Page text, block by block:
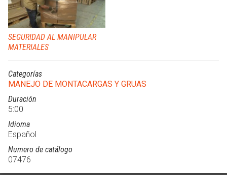
SEGURIDAD AL MANIPULAR
MATERIALES
Categorías
MANEJO DE MONTACARGAS Y GRUAS
Duración
5:00
Idioma
Español
Numero de catálogo
07476